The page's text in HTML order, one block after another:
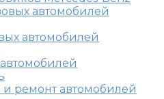
автомобилей
автомобилей
ремонт автомобилей